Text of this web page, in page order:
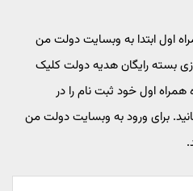
همراه اول ابتدا به وبسایت دولت من
بسته رایگان هدیه دولت کلیک
همراه اول خود ثبت نام را در
برای ورود به وبسایت دولت من